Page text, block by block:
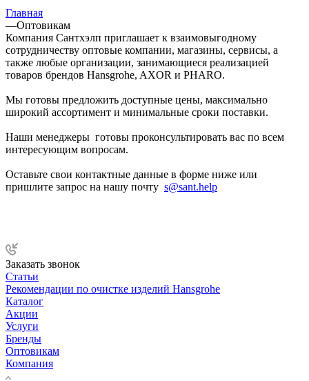
Главная
—Оптовикам
Компания Сантхэлп приглашает к взаимовыгодному
сотрудничеству оптовые компании, магазины, сервисы, а
также любые организации, занимающиеся реализацией
товаров брендов Hansgrohe, AXOR и PHARO.
Мы готовы предложить доступные цены, максимально
широкий ассортимент и минимальные сроки поставки.
Наши менеджеры готовы проконсультировать вас по всем
интересующим вопросам.
Оставьте свои контактные данные в форме ниже или
пришлите запрос на нашу почту s@sant.help
Заказать звонок
Статьи
Рекомендации по очистке изделий Hansgrohe
Каталог
Акции
Услуги
Бренды
Оптовикам
Компания